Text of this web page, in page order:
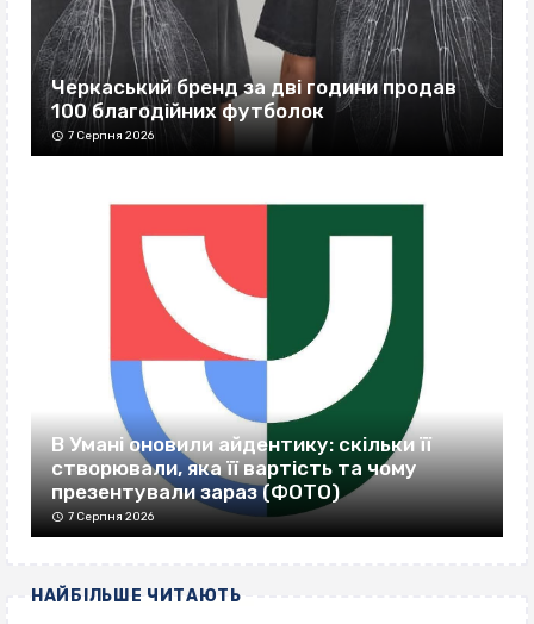
Черкаський бренд за дві години продав
100 благодійних футболок
7 Серпня 2026
В Умані оновили айдентику: скільки її
створювали, яка її вартість та чому
презентували зараз (ФОТО)
7 Серпня 2026
НАЙБІЛЬШЕ ЧИТАЮТЬ